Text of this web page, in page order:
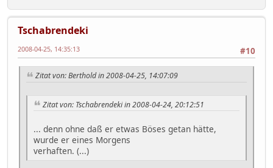
Tschabrendeki
#10
2008-04-25, 14:35:13
Zitat von: Berthold in 2008-04-25, 14:07:09
Zitat von: Tschabrendeki in 2008-04-24, 20:12:51
... denn ohne daß er etwas Böses getan hätte,
wurde er eines Morgens
verhaften. (...)